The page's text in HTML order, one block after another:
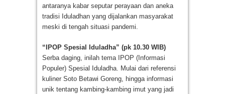
antaranya kabar seputar perayaan dan aneka
tradisi Iduladhan yang dijalankan masyarakat
meski di tengah situasi pandemi.
“IPOP Spesial Iduladha” (pk 10.30 WIB)
Serba daging, inilah tema IPOP (Informasi
Populer) Spesial Iduladha. Mulai dari referensi
kuliner Soto Betawi Goreng, hingga informasi
unik tentang kambing-kambing imut yang jadi